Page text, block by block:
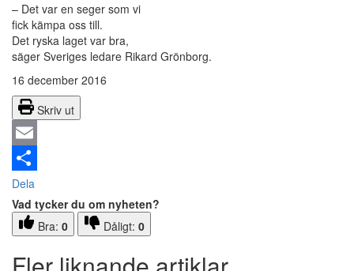
– Det var en seger som vi
fick kämpa oss till.
Det ryska laget var bra,
säger Sveriges ledare Rikard Grönborg.
16 december 2016
Skriv ut
Email
Dela
Vad tycker du om nyheten?
Bra: 0 Dåligt: 0